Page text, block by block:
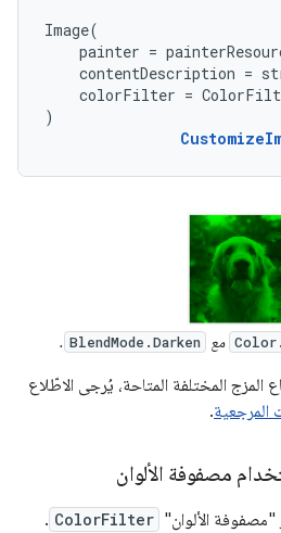
Image(
painter =
contentDescription =
colorFilter =
)
مع BlendMode.Darken
.
المختلفة المتاحة، يُرجى الاطّلاع
المرجعية.
مصفوفة الألوان
الألوان" ColorFilter
.